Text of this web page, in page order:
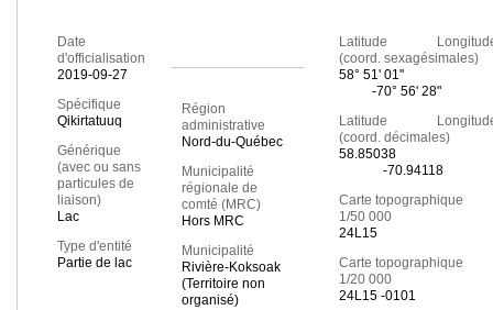
Date
d'officialisation
2019-09-27
Spécifique
Qikirtatuuq
Générique
(avec ou sans
particules de
liaison)
Lac
Type d'entité
Partie de lac
Région
administrative
Nord-du-Québec
Municipalité
régionale de
comté (MRC)
Hors MRC
Municipalité
Rivière-Koksoak
(Territoire non
organisé)
Latitude
(coord. sexagésimales)
58° 51' 01"
-70° 56' 28"
Latitude
(coord. décimales)
58.85038
-70.94118
Carte topographique
1/50 000
24L15
Carte topographique
1/20 000
24L15 -0101